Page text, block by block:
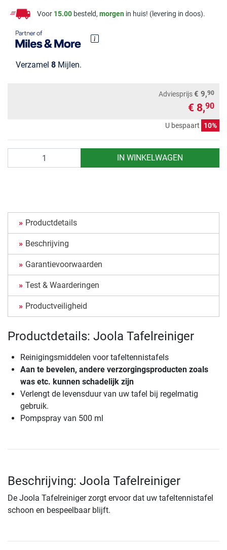
Voor 15.00 besteld, morgen in huis! (levering in doos).
Verzamel 8 Mijlen.
Adviesprijs€ 9,90
€ 8,90
U bespaart 10%
IN WINKELWAGEN
Productdetails
Beschrijving
Garantievoorwaarden
Test & Waarderingen
Productveiligheid
Productdetails: Joola Tafelreiniger
Reinigingsmiddelen voor tafeltennistafels
Aan te bevelen, andere verzorgingsproducten zoals
was etc. kunnen schadelijk zijn
Verlengt de levensduur van uw tafel bij regelmatig
gebruik.
Pompspray van 500 ml
Beschrijving: Joola Tafelreiniger
De Joola Tafelreiniger zorgt ervoor dat uw tafeltennistafel
schoon en bespeelbaar blijft.